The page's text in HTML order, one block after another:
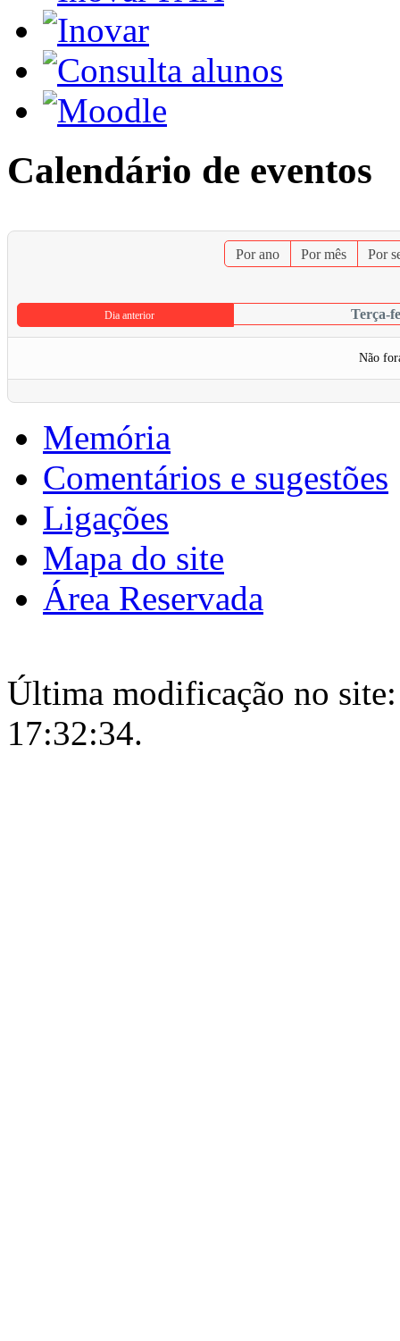
Calendário de eventos
Por ano Por mês Por
Dia anterior Terça-
Não
Memória
Comentários e sugestões
Ligações
Mapa do site
Área Reservada
Última modificação no
17:32:34.